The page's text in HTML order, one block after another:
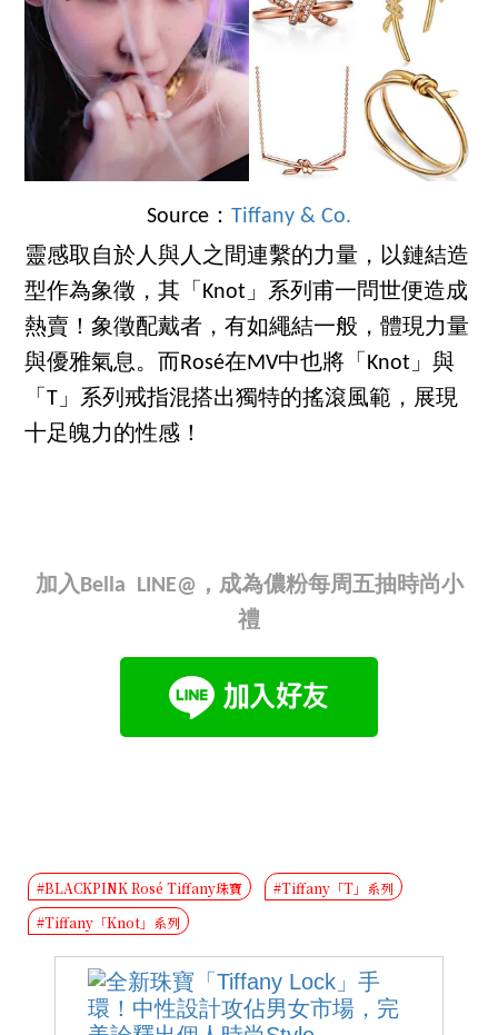
Source： Tiffany & Co.
靈感取自於人與人之間連繫的力量，以鏈結造
型作為象徵，其「Knot」系列甫一問世便造成
熱賣！象徵配戴者，有如繩結一般，體現力量
與優雅氣息。而Rosé在MV中也將「Knot」與
「T」系列戒指混搭出獨特的搖滾風範，展現
十足魄力的性感！
加入Bella LINE@，成為儂粉每周五抽時尚小
禮
#BLACKPINK Rosé Tiffany珠寶
#Tiffany「T」系列
#Tiffany「Knot」系列